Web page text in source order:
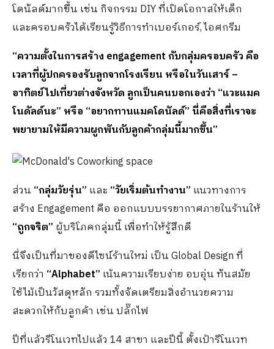
โดนัลด์มากขึ้น เช่น กิจกรรม DIY ที่เปิดโอกาสให้เด็ก
และครอบครัวได้เรียนรู้วิธีการทำเบอร์เกอร์, ไอศกรีม
“ความตั้งในการสร้าง engagement กับกลุ่มครอบครัว คือ
เวลาที่ผู้ปกครองรับลูกจากโรงเรียน หรือในวันเสาร์ –
อาทิตย์ไปเที่ยวต่างจังหวัด ลูกเป็นคนบอกเองว่า “แวะแมค
โนดัลด์นะ” หรือ “อยากทานแมคโดนัลด์” นี่คือสิ่งที่เราจะ
พยายามให้มีความผูกพันกับลูกค้ากลุ่มนี้มากขึ้น”
ส่วน “กลุ่มวัยรุ่น” และ “วัยเริ่มต้นทำงาน” แนวทางการ
สร้าง Engagement คือ ออกแบบบรรยากาศภายในร้านให้
“ถูกจริต” ผู้บริโภคกลุ่มนี้ เพื่อทำให้รู้สึกดี
นี่จึงเป็นที่มาของดีไซน์ร้านใหม่ เป็น Global Design ที่
เรียกว่า “Alphabet” เน้นความเรียบง่าย อบอุ่น ทันสมัย
ใช้ไม้เป็นวัสดุหลัก รวมทั้งจัดเตรียมสิ่งอำนวยความ
สะดวกให้กับลูกค้า เช่น ปลั๊กไฟ
ปีที่แล้วรีโนเวทไปแล้ว 14 สาขา และปีนี้ ตั้งเป้ารีโนเวท